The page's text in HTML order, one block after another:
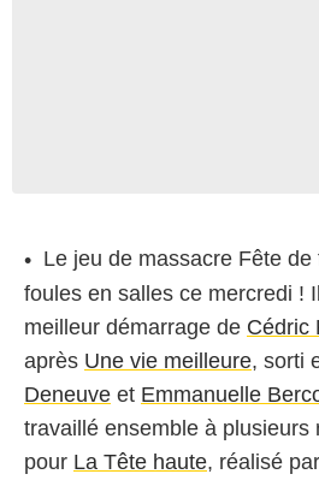
Le jeu de massacre Fête
foules en salles ce mercredi !
meilleur démarrage de Cédric
après Une vie meilleure, sorti
Deneuve et Emmanuelle
travaillé ensemble à plusieurs
pour La Tête haute, réalisé